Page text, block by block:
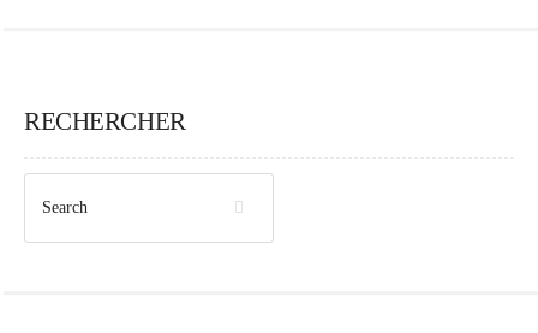
RECHERCHER